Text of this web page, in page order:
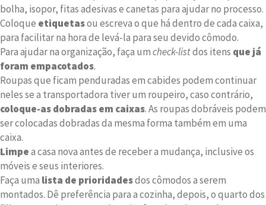
bolha, isopor, fitas adesivas e canetas para ajudar no processo.
Coloque etiquetasou escreva o que há dentro de cada caixa,
para facilitar na hora de levá-la para seu devido cômodo.
Para ajudar na organização, faça umcheck-listdos itens que já
foram empacotados.
Roupas que ficam penduradas em cabides podem continuar
neles se a transportadora tiver um roupeiro, caso contrário,
coloque-as dobradas em caixas. As roupas dobráveis podem
ser colocadas dobradas da mesma forma também em uma
caixa.
Limpea casa nova antes de receber a mudança, inclusive os
móveis e seus interiores.
Faça uma lista de prioridadesdos cômodos a serem
montados. Dê preferência para a cozinha, depois, o quarto dos